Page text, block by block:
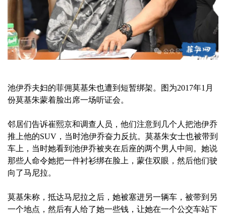
池伊乔夫妇的菲佣莫基朱也遭到短暂绑架。图为2017年1月
份莫基朱蒙着脸出席一场听证会。
邻居们告诉崔熙京和调查人员，他们注意到几个人把池伊乔
推上他的SUV，当时池伊乔奋力反抗。莫基朱女士也被带到
车上，当时她看到池伊乔被夹在后座的两个男人中间。她说
那些人命令她把一件衬衫绑在脸上，蒙住双眼，然后他们驶
向了马尼拉。
莫基朱称，抵达马尼拉之后，她被塞进另一辆车，被带到另
一个地点，然后有人给了她一些钱，让她在一个公交车站下